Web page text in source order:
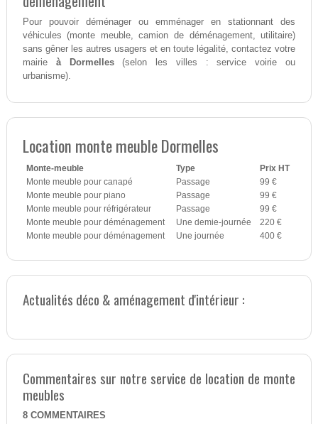
Pour pouvoir déménager ou emménager en stationnant des
véhicules (monte meuble, camion de déménagement, utilitaire)
sans gêner les autres usagers et en toute légalité, contactez votre
mairie à Dormelles(selon les villes : service voirie ou
urbanisme).
Location monte meuble Dormelles
Monte-meuble Type
Prix HT
Monte meuble pour canapé
Passage
99 €
Monte meuble pour piano
Passage
99 €
Monte meuble pour réfrigérateur
Passage
99 €
Monte meuble pour déménagement
Une demie-journée
220 €
Monte meuble pour déménagement
Une journée 400 €
Actualités déco & aménagement d'intérieur :
Commentaires sur notre service de location de monte
meubles
8 COMMENTAIRES